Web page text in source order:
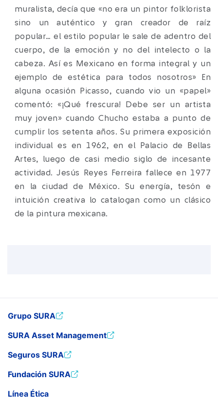
muralista, decía que «no era un pintor folklorista
sino un auténtico y gran creador de raíz
popular… el estilo popular le sale de adentro del
cuerpo, de la emoción y no del intelecto o la
cabeza. Así es Mexicano en forma integral y un
ejemplo de estética para todos nosotros» En
alguna ocasión Picasso, cuando vio un «papel»
comentó: «¡Qué frescura! Debe ser un artista
muy joven» cuando Chucho estaba a punto de
cumplir los setenta años. Su primera exposición
individual es en 1962, en el Palacio de Bellas
Artes, luego de casi medio siglo de incesante
actividad. Jesús Reyes Ferreira fallece en 1977
en la ciudad de México. Su energía, tesón e
intuición creativa lo catalogan como un clásico
de la pintura mexicana.
Grupo SURA
SURA Asset Management
Seguros SURA
Fundación SURA
Línea Ética